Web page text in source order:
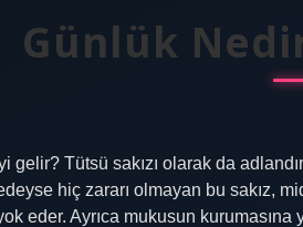
Günlük
gelir? Tütsü sakızı olarak da
hiç zararı olmayan bu sakız,
eder. Ayrıca mukusun